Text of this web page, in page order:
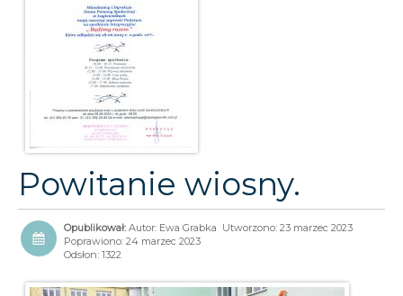
Powitanie wiosny.
Autor: Ewa Grabka Utworzono: 23 marzec 2023
Poprawiono: 24 marzec 2023
Odsłon: 1322